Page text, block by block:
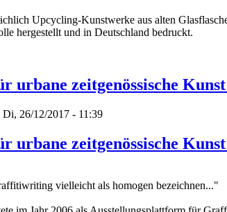
Upcycling-Kunstwerke aus alten
hergestellt und in Deutschland bedruckt.
urbane zeitgenössische
Di, 26/12/2017 - 11:39
urbane zeitgenössische
vielleicht als homogen bezeichnen..."